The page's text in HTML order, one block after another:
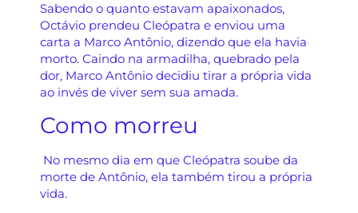
Sabendo o quanto estavam apaixonados,
Octávio prendeu Cleópatra e enviou uma
carta a Marco Antônio, dizendo que ela havia
morto. Caindo na armadilha, quebrado pela
dor, Marco Antônio decidiu tirar a própria vida
ao invés de viver sem sua amada.
Como morreu
No mesmo dia em que Cleópatra soube da
morte de Antônio, ela também tirou a própria
vida.